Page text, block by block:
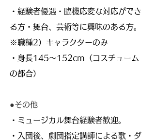
・経験者優遇・臨機応変な対応ができ
る方・舞台、芸術等に興味のある方。
※職種2）キャラクターのみ
​・身長145～152cm（コスチューム
の都合）
​●その他​
・ミュージカル舞台経験者歓迎。
・入団後、劇団指定講師による歌・ダ